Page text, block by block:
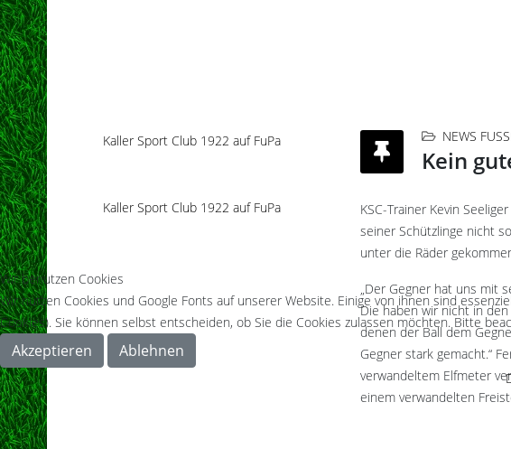
Kaller Sport Club 1922 auf FuPa
Kaller Sport Club 1922 auf FuPa
NEWS
Kein
KSC-Trainer Kevin
seiner Schützlinge nicht
unter die Räder
„Der Gegner hat uns mit
Die haben wir nicht in den
denen der Ball dem
Gegner stark gemacht.“
verwandeltem Elfmeter
einem verwandelten
Wir benutzen Cookies
Wir nutzen Cookies und Google Fonts auf unserer Website. Einige von ihnen sind
Cookies). Sie können selbst entscheiden, ob Sie die Cookies zulassen möchten. Bitte
Akzeptieren Ablehnen